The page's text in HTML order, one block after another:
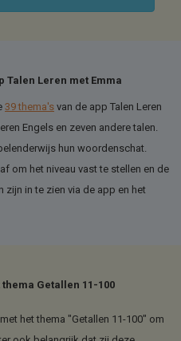
Talen Leren met Emma
39 thema's van de app Talen Leren
Engels en zeven andere talen.
hun woordenschat.
om het niveau vast te stellen en de
in te zien via de app en het
Getallen 11-100
het thema "Getallen 11-100" om